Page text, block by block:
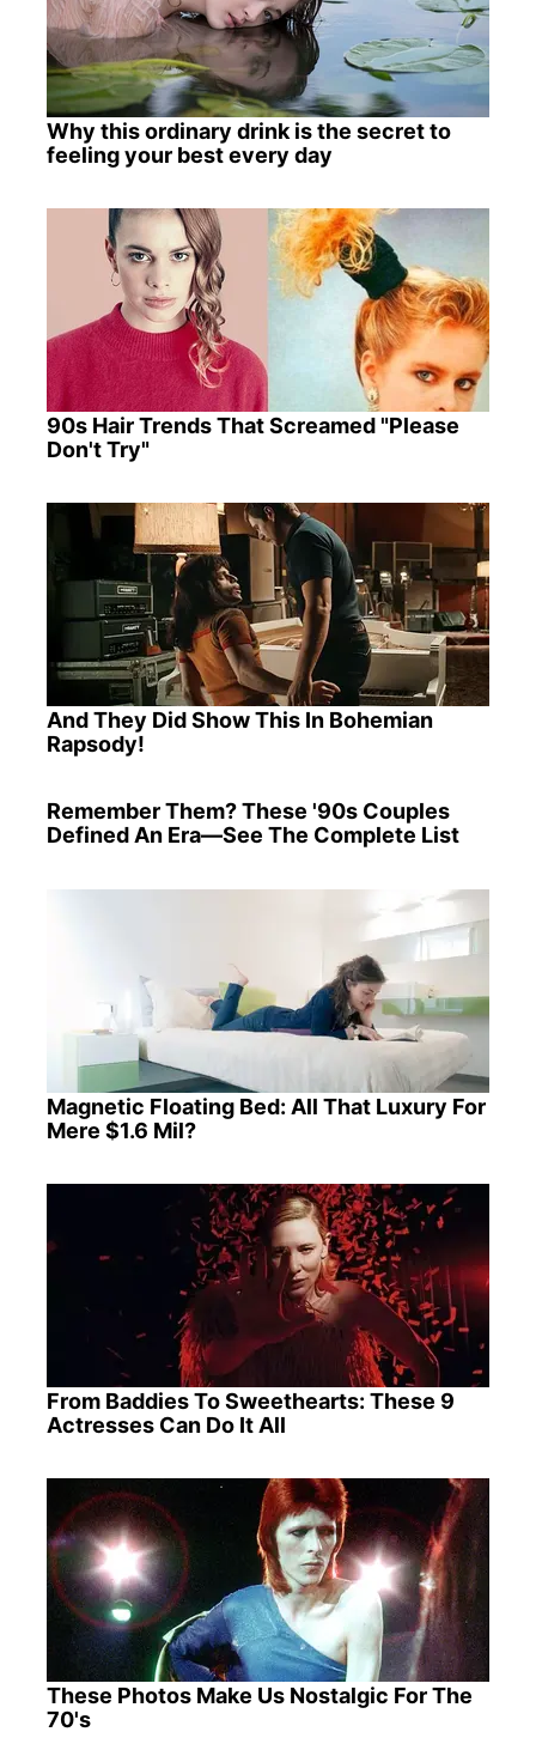
Why this ordinary drink is the secret to
feeling your best every day
90s Hair Trends That Screamed "Please
Don't Try"
And They Did Show This In Bohemian
Rapsody!
Remember Them? These '90s Couples
Defined An Era—See The Complete List
Magnetic Floating Bed: All That Luxury For
Mere $1.6 Mil?
From Baddies To Sweethearts: These 9
Actresses Can Do It All
These Photos Make Us Nostalgic For The
70's